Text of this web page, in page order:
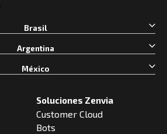
Soluciones Zenvia
Customer Cloud
Bots
Brasil
Argentina
México